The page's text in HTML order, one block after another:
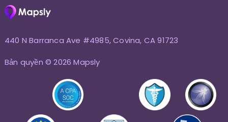
440 N Barranca Ave #4985, Covina, CA 91723
Bản quyền © 2026 Mapsly